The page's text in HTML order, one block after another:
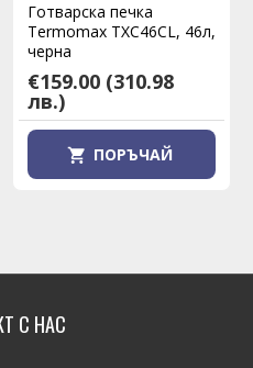
Готварска печка
Termomax TXC46CL, 46л,
черна
€159.00 (310.98
лв.)
ПОРЪЧАЙ
С НАС